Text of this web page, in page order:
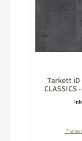
Tarkett iD
CLASSICS
Preise